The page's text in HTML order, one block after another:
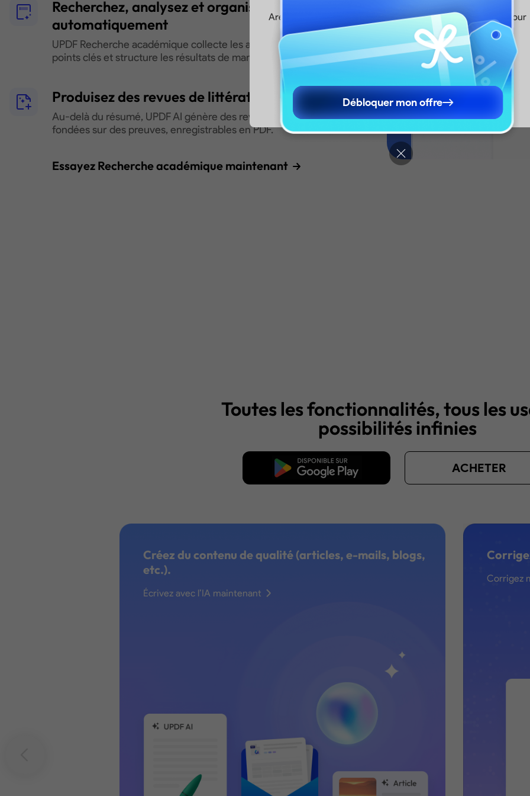
Are you visiting updf.com from outside this region? Visit your
regional site for more relevant pricing, promotions, and
events.
Continuer vers le site français
Continue to English Site
Recherchez, analysez et organisez
automatiquement
UPDF Recherche académique collecte les articles, analyse les
points clés et structure les résultats de manière logique.
Produisez des revues de littérature complètes
Au-delà du résumé, UPDF AI génère des revues de littérature
fondées sur des preuves, enregistrables en PDF.
Essayez Recherche académique maintenant
Toutes les fonctionnalités, tous les
possibilités infinies
Téléchargement gratuit ACHETER
Créez du contenu de qualité (articles, e-mails, blogs,
etc.).
Écrivez avec l’IA maintenant
Corrigez
Débloquer mon offre